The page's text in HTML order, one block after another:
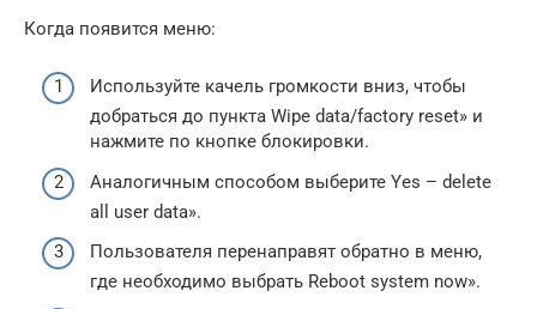
Когда появится меню:
Используйте качель громкости вниз, чтобы
добраться до пункта Wipe data/factory reset» и
нажмите по кнопке блокировки.
Аналогичным способом выберите Yes – delete
all user data».
Пользователя перенаправят обратно в меню,
где необходимо выбрать Reboot system now».